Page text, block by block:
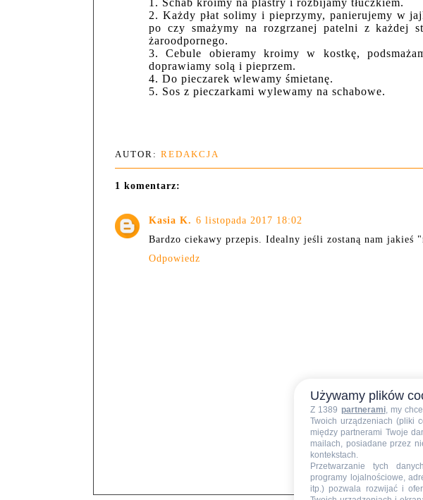
1. Schab kroimy na plastry i rozbijamy tłuczkiem.
2. Każdy płat solimy i pieprzymy, panierujemy w
po czy smażymy na rozgrzanej patelni z każdej
żaroodpornego.
3. Cebule obieramy kroimy w kostkę,
doprawiamy solą i pieprzem.
4. Do pieczarek wlewamy śmietanę.
5. Sos z pieczarkami wylewamy na schabowe.
AUTOR: REDAKCJA
1 komentarz:
Kasia K. 6 listopada 2017 18:02
Bardzo ciekawy przepis. Idealny jeśli zostaną nam jakieś
Odpowiedz
Używamy plików
Z 1389 partnerami, my
Twoich urządzeniach (pliki
między partnerami Twoje
mailach, posiadane przez
kontekstach.
Przetwarzanie tych
programy lojalnościowe,
itp.) pozwala rozwijać i